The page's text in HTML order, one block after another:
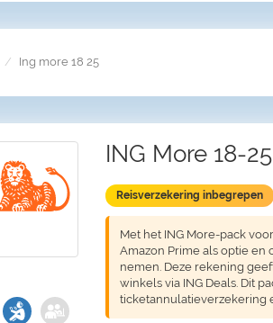
Ing more 18 25
ING More 18-25
Reisverzekering inbegrepen
Met het ING More-pack
Amazon Prime als optie en
nemen. Deze rekening
winkels via ING Deals. Dit
ticketannulatieverzekering